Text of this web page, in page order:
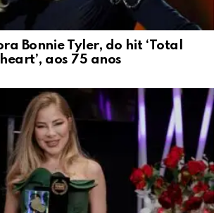
Bonnie Tyler, do hit ‘Total
aos 75 anos